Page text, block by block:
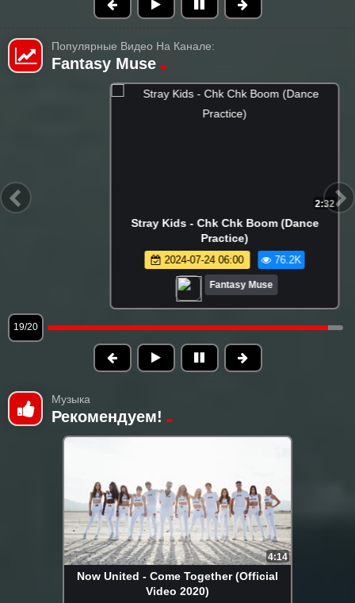
Популярные Видео На Канале:
Fantasy Muse
Stray Kids - Chk Chk Boom (Dance
2024-07-24 06:00 76.2K
Fantasy Muse
19/20
Музыка
Рекомендуем!
4:14
Now United - Come Together (Official
Video 2020)